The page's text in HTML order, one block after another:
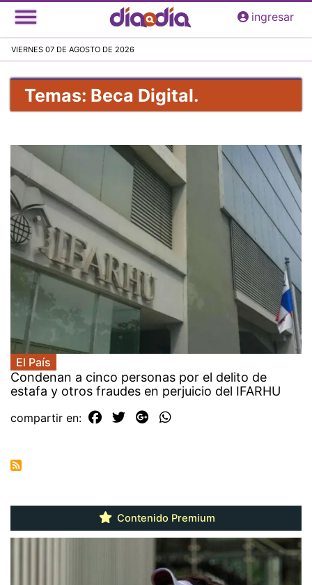
Pasar
al
principal
ingresar
VIERNES 07 DE AGOSTO DE 2026
Temas: Beca Digital.
El País
Condenan a cinco personas por el delito de
estafa y otros fraudes en perjuicio del IFARHU
compartir en:
Contenido Premium